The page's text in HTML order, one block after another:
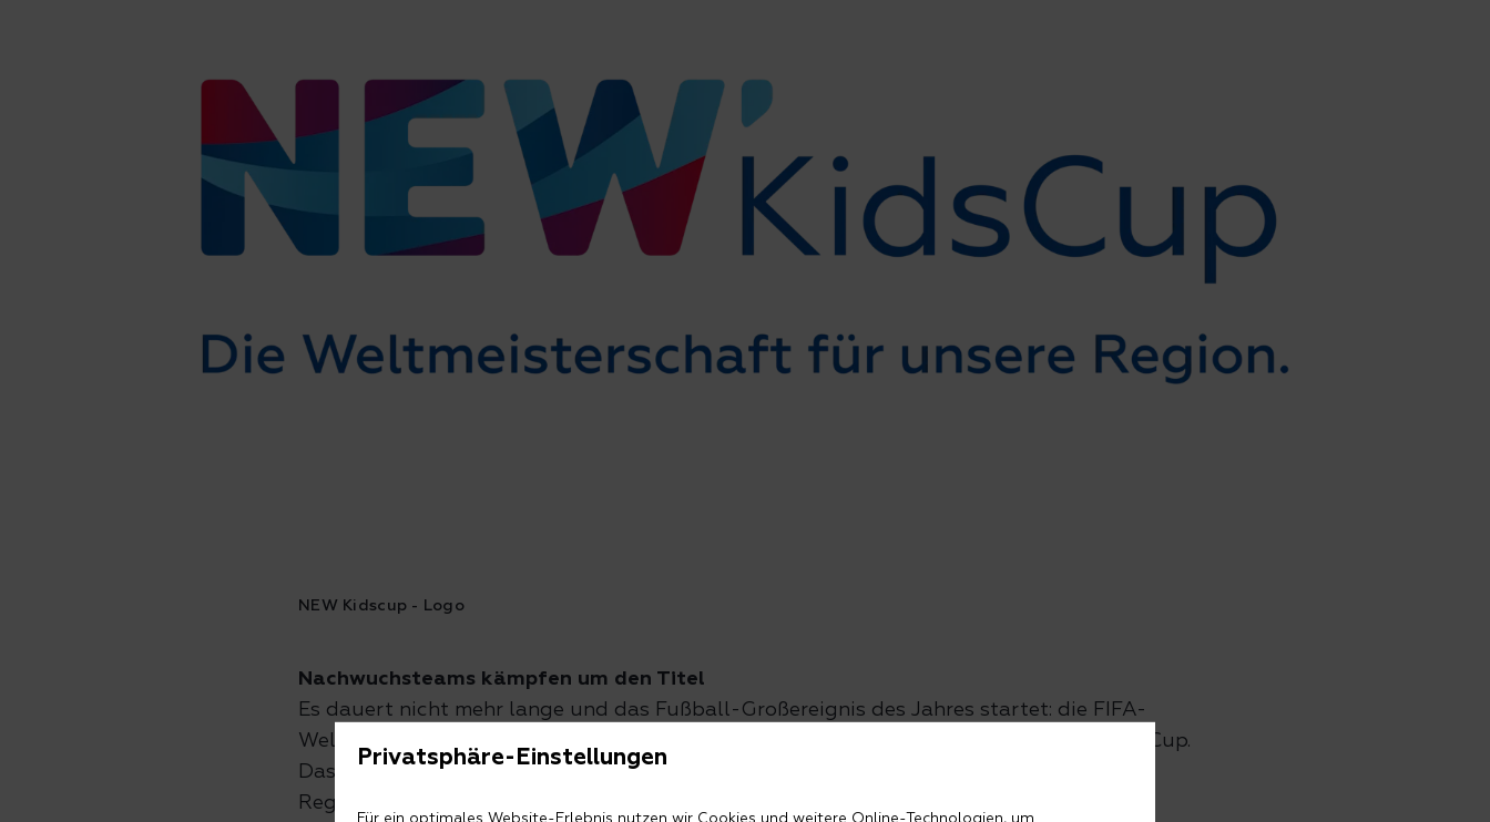
NEW Kidscup - Logo
Es dauert nicht mehr lange und das Fußball-Großereignis des Jahres startet: die FIFA-
Weltmeisterschaft. Passend dazu gibt es in diesem Jahr zum ersten Mal den NEW-KidsCup.
Das Fußballturnier für U9-Mannschaften (Jahrgang 2017) bringt junge Talente aus der
Region zusammen und verbindet sportlichen Wettbewerb mit Gemeinschaftsgefühl. In
Privatsphäre-Einstellungen
Für ein optimales Website-Erlebnis nutzen wir Cookies und weitere Online-Technologien, um